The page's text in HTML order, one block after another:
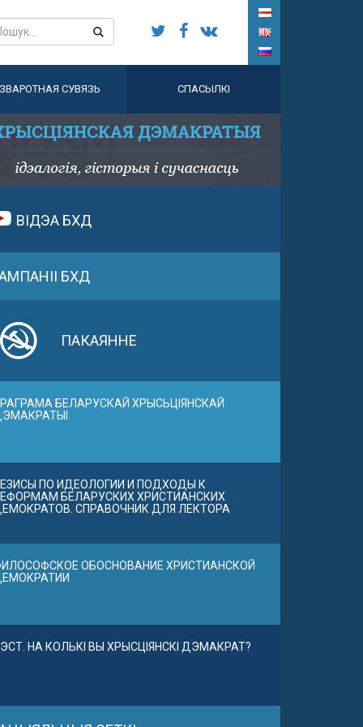
ЗВАРОТНАЯ СУВЯЗЬ СПАСЫЛКІ
ВІДЭА БХД
БХД
ПАКАЯННЕ
БЕЛАРУСКАЙ ХРЫСЬЦІЯНСКАЙ
ПО ИДЕОЛОГИИ И ПОДХОДЫ К
БЕЛАРУСКИХ ХРИСТИАНСКИХ
СПРАВОЧНИК ДЛЯ ЛЕКТОРА
ОБОСНОВАНИЕ ХРИСТИАНСКОЙ
НА КОЛЬКІ ВЫ ХРЫСЦІЯНСКІ ДЭМАКРАТ?